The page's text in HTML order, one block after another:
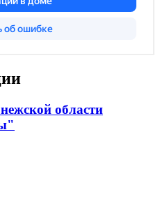
области